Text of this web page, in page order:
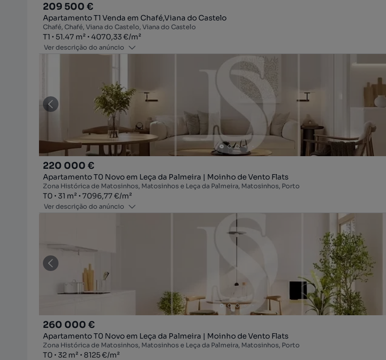
209 500 €
Apartamento T1 Venda em Chafé,Viana do Castelo
Chafé, Chafé, Viana do Castelo, Viana do Castelo
Tipologia
T1
Zona51.47 m²
Preço por metro quadrado
4070,33 €/m²
Ver descrição do anúncio
220 000 €
Apartamento T0 Novo em Leça da Palmeira | Moinho de Vento Flats
Zona Histórica de Matosinhos, Matosinhos e Leça da Palmeira, Matosinhos, Porto
Tipologia
T0
Zona31 m²
Preço por metro quadrado
7096,77 €/m²
Ver descrição do anúncio
260 000 €
Apartamento T0 Novo em Leça da Palmeira | Moinho de Vento Flats
Zona Histórica de Matosinhos, Matosinhos e Leça da Palmeira, Matosinhos, Porto
Tipologia
T0
Zona32 m²
Preço por metro quadrado
8125 €/m²